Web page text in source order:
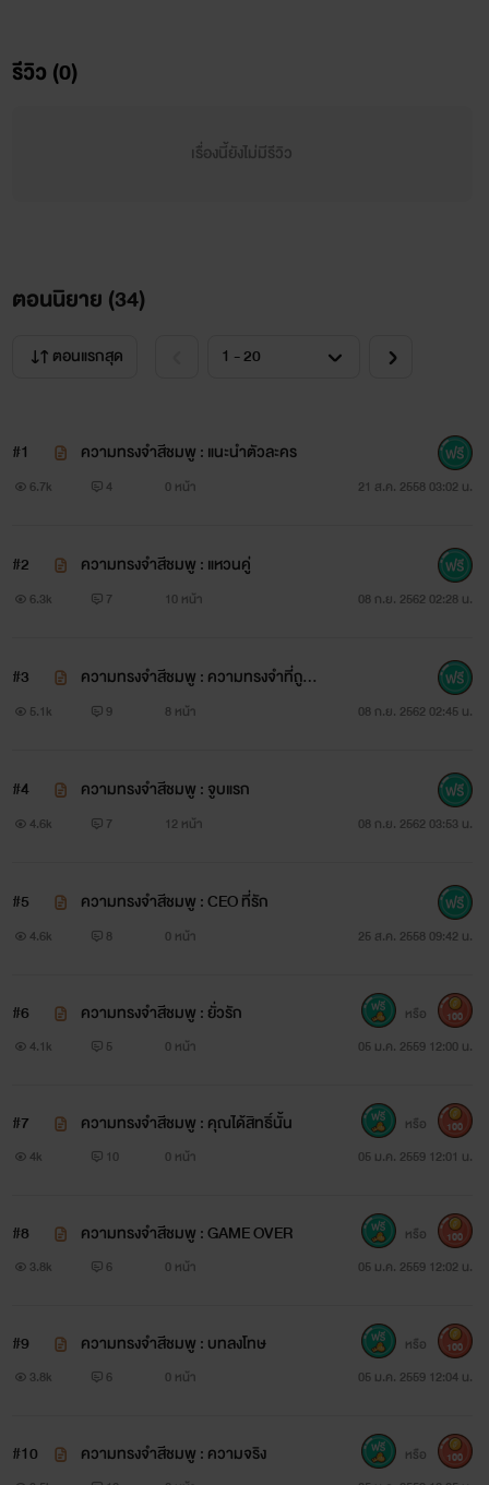
“ตัวโตเค้าจะรอตัวโตกลับมานะ”
“เมื่อไหร่จะเลิกตามตื้อฉันสักทีเจ้าเด็กบ้า รำคาญ”
“นายต้องเป็นของฉันแค่คนเดียว เข้าใจไหม เมีย”
ณัฐ
“ผมไม่ดื้อแล้ว ก็ยอมทุกอย่างแล้ว คนใจร้าย”
รีวิว (0)
เรื่องนี้ยังไม่มีรีวิว
ตอนนิยาย (34)
ตอนแรกสุด
#1 ความทรงจำสีชมพู : แนะนำตัวละคร
6.7k 4 0 หน้า 21 ส.ค. 2558 03:02 น.
#2 ความทรงจำสีชมพู : แหวนคู่
6.3k 7 10 หน้า 08 ก.ย. 2562 02:28 น.
#3
ความทรงจำสีชมพู : ความทรงจำที่ถูก
ลืม
5.1k 9 8 หน้า 08 ก.ย. 2562 02:45 น.
#4 ความทรงจำสีชมพู : จูบแรก
4.6k 7 12 หน้า 08 ก.ย. 2562 03:53 น.
#5 ความทรงจำสีชมพู : CEO ที่รัก
4.6k 8 0 หน้า 25 ส.ค. 2558 09:42 น.
#6 ความทรงจำสีชมพู : ยั่วรัก
4.1k 5 0 หน้า 05 ม.ค. 2559 12:00 น.
หรือ 100
#7 ความทรงจำสีชมพู : คุณได้สิทธิ์นั้น
4k 10 0 หน้า 05 ม.ค. 2559 12:01 น.
หรือ 100
#8 ความทรงจำสีชมพู : GAME OVER
3.8k 6 0 หน้า 05 ม.ค. 2559 12:02 น.
หรือ 100
#9 ความทรงจำสีชมพู : บทลงโทษ
3.8k 6 0 หน้า 05 ม.ค. 2559 12:04 น.
หรือ 100
#10 ความทรงจำสีชมพู : ความจริง หรือ 100